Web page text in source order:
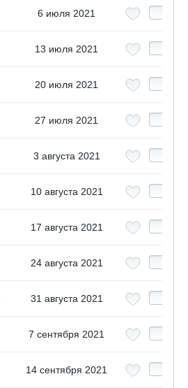
6 июля 2021
13 июля 2021
20 июля 2021
27 июля 2021
3 августа 2021
10 августа 2021
17 августа 2021
24 августа 2021
31 августа 2021
7 сентября 2021
14 сентября 2021